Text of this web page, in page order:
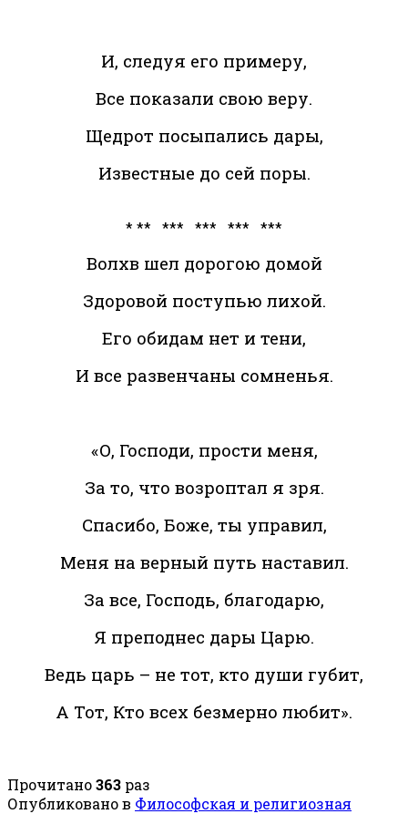
И, следуя его примеру,
Все показали свою веру.
Щедрот посыпались дары,
Известные до сей поры.
* ** *** *** *** ***
Волхв шел дорогою домой
Здоровой поступью лихой.
Его обидам нет и тени,
И все развенчаны сомненья.
«О, Господи, прости меня,
За то, что возроптал я зря.
Спасибо, Боже, ты управил,
Меня на верный путь наставил.
За все, Господь, благодарю,
Я преподнес дары Царю.
Ведь царь – не тот, кто души губит,
А Тот, Кто всех безмерно любит».
Прочитано363 раз
Опубликовано в Философская и религиозная